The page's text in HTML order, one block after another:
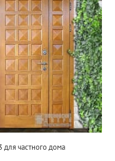
частного дома